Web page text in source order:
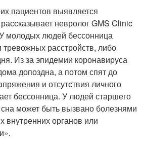
пациентов выявляется
невролог GMS Clinic
молодых людей бессонница
тревожных расстройств, либо
Из за эпидемии коронавируса
допоздна, а потом спят до
и отсутствия личного
бессонница. У людей старшего
может быть вызвано болезнями
внутренних органов или